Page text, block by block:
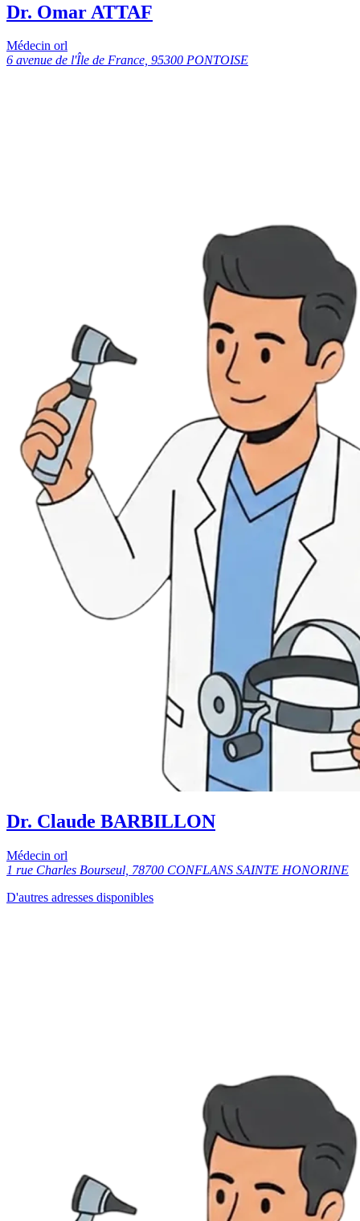
Dr. Omar ATTAF
Médecin orl
6 avenue de l'Île de France, 95300 PONTOISE
Dr. Claude BARBILLON
Médecin orl
1 rue Charles Bourseul, 78700 CONFLANS SAINTE HONORINE
D'autres adresses disponibles